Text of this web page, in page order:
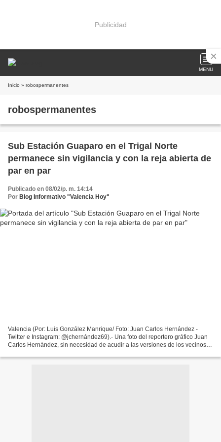
Publicidad
MENU
Inicio » robospermanentes
robospermanentes
Sub Estación Guaparo en el Trigal Norte
permanece sin vigilancia y con la reja abierta de
par en par
Publicado en 08/02/p. m. 14:14
Por Blog Informativo "Valencia Hoy"
Valencia (Por: Luis González Manrique/ Foto: Juan Carlos Hernández -
Twitter e Instagram: @jchernández69).- Una foto del reportero gráfico Juan
Carlos Hernández, sin necesidad de acudir a las versiones de los vecinos